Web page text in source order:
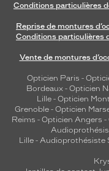
Conditions particulières
Reprise de montures
Conditions particulières
Vente de montures
Opticien Paris -
Bordeaux- Opticien
Lille - Opticien
Grenoble - Opticien
Reims - Opticien Angers -
Lille- Audioprothésiste